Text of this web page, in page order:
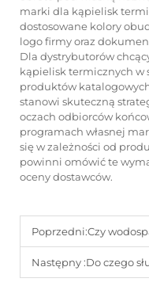
marki dla kąpielisk
dostosowane kolory
logo firmy oraz
Dla dystrybutorów
kąpielisk termicznych w
produktów
stanowi skuteczną
oczach odbiorców
programach własnej
się w zależności od
powinni omówić te
oceny dostawców.
Poprzedni:Czy
Następny :Do czego